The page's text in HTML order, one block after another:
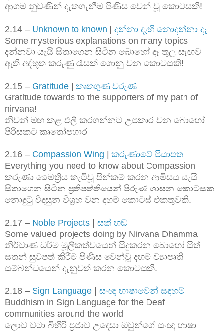
ආගම නුවණින් දැකගැනීම පිණිස වෙන් වූ කොටසකි!
2.14 – Unknown to known
දන්නා දෑහි නොදන්නා දෑ
Some mysterious explanations on many topics
දන්නවා යැයි සිතාගෙන සිටින බොහෝ දෑ තුල සැඟව
ඇති අද්භූත කරුණු රැසක් ගොනු වන කොටසකි!
2.15 – Gratitude
කෘතගුණ වරුණ
Gratitude towards to the supporters of my path of
nirvana!
නිවන් මඟ කළ එලි කරගන්නට උපකාර වන බොහෝ
පිරිසකට කෘතෝපහාර
2.16 – Compassion Wing
කරුණාවේ පියාපත
Everything you need to know about Compassion
කරුණා මෛත්‍රිය කැටිවූ පින්කම් කරන ආමිසය යැයි
සිතාගෙන සිටින ප්‍රතිපත්තියෙන් පිරුණ ශාසන කොටසක
නොදුටු විදසුන විග්‍රහ වන දහම් කොටස් එකතුවකි.
2.17 – Noble Projects
සක් හඬ
Some valued projects doing by Nirvana Dhamma
නිර්වාණ ධර්ම මූලිකත්වයෙන් සිදුකරන බොහෝ සිත්
සතන් සුවපත් කිරීම පිණිස වෙන්වූ දහම් ව්‍යාපෘති
සම්බන්ධයෙන් දැනුවත් කරන කොටසකි.
2.18 – Sign Language
සංඥා භාෂාවෙන් සඳහම්
Buddhism in Sign Language for the Deaf
communities around the world
ලොව වටා බිහිරි ප්‍රජාව උදෙසා ඔවුන්ගේ සංඥා භාෂා